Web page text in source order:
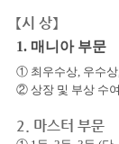
【시 상】
1. 매니아 부문
① 최우수상, 우수상
② 상장 및 부상 수여
2. 마스터 부문